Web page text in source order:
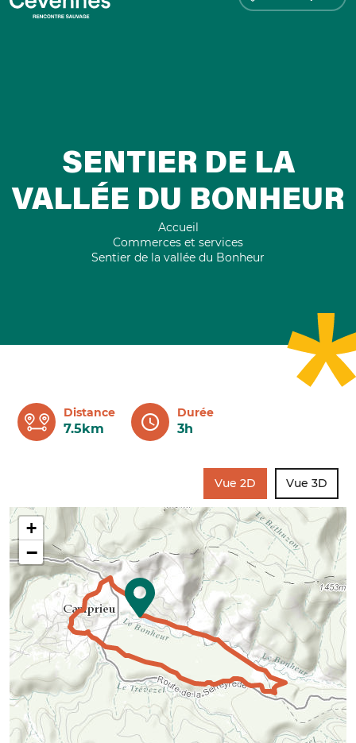
SENTIER DE LA
VALLÉE DU BONHEUR
Accueil
Commerces et services
Sentier de la vallée du Bonheur
Distance
7.5km
Durée
3h
Vue 2D Vue 3D
+
−